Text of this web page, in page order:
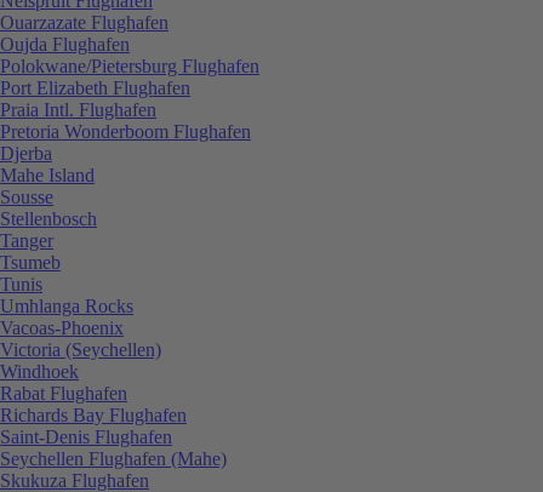
Ouarzazate Flughafen
Oujda Flughafen
Polokwane/Pietersburg Flughafen
Port Elizabeth Flughafen
Praia Intl. Flughafen
Pretoria Wonderboom Flughafen
Djerba
Mahe Island
Sousse
Stellenbosch
Tanger
Tsumeb
Tunis
Umhlanga Rocks
Vacoas-Phoenix
Victoria (Seychellen)
Windhoek
Rabat Flughafen
Richards Bay Flughafen
Saint-Denis Flughafen
Seychellen Flughafen (Mahe)
Skukuza Flughafen